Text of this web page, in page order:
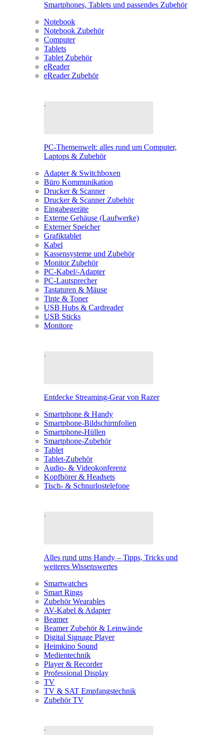
Smartphones, Tablets und passendes Zubehör
Notebook
Notebook Zubehör
Computer
Tablets
Tablet Zubehör
eReader
eReader Zubehör
PC-Themenwelt: alles rund um Computer,
Laptops & Zubehör
Adapter & Switchboxen
Büro Kommunikation
Drucker & Scanner
Drucker & Scanner Zubehör
Eingabegeräte
Externe Gehäuse (Laufwerke)
Externer Speicher
Grafiktablet
Kabel
Kassensysteme und Zubehör
Monitor Zubehör
PC-Kabel/-Adapter
PC-Lautsprecher
Tastaturen & Mäuse
Tinte & Toner
USB Hubs & Cardreader
USB Sticks
Monitore
Entdecke Streaming-Gear von Razer
Smartphone & Handy
Smartphone-Bildschirmfolien
Smartphone-Hüllen
Smartphone-Zubehör
Tablet
Tablet-Zubehör
Audio- & Videokonferenz
Kopfhörer & Headsets
Tisch- & Schnurlostelefone
Alles rund ums Handy – Tipps, Tricks und
weiteres Wissenswertes
Smartwatches
Smart Rings
Zubehör Wearables
AV-Kabel & Adapter
Beamer
Beamer Zubehör & Leinwände
Digital Signage Player
Heimkino Sound
Medientechnik
Player & Recorder
Professional Display
TV
TV & SAT Empfangstechnik
Zubehör TV